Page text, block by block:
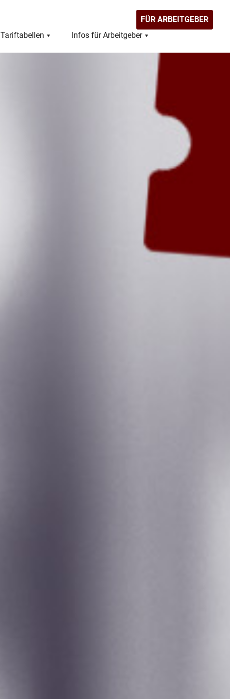
FÜR ARBEITGEBER
Tariftabellen Infos für Arbeitgeber